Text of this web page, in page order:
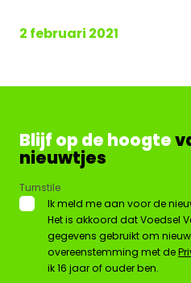
2 februari 2021
Blijf op de hoogte
nieuwtjes
*
Ik meld me aan voor de
Het is akkoord dat Voedsel
gegevens gebruikt om
overeenstemming met de
ik 16 jaar of ouder ben.
Turnstile